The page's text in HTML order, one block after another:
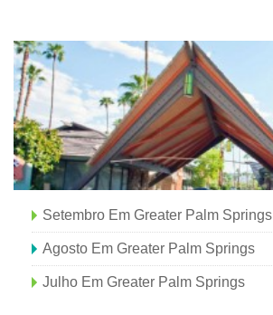
Setembro Em Greater Palm Springs
Agosto Em Greater Palm Springs
Julho Em Greater Palm Springs